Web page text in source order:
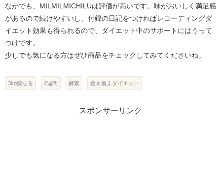
なかでも、MILMILMICHILUは評価が高いです。味がおいしく満足感
があるので続けやすいし、付録の日記をつければレコーディングダ
イエット効果も得られるので、ダイエット中のサポートにはうって
つけです。
少しでも気になる方はぜひ商品をチェックしてみてくださいね。
3kg痩せる 2週間 酵素 置き換えダイエット
スポンサーリンク